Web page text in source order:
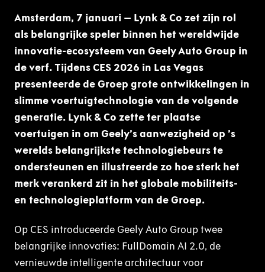
Amsterdam, 7 januari – Lynk & Co zet zijn rol
als belangrijke speler binnen het wereldwijde
innovatie-ecosysteem van Geely Auto Group in
de verf. Tijdens CES 2026 in Las Vegas
presenteerde de Groep grote ontwikkelingen in
slimme voertuigtechnologie van de volgende
generatie. Lynk & Co zette ter plaatse
voertuigen in om Geely’s aanwezigheid op ’s
werelds belangrijkste technologiebeurs te
ondersteunen en illustreerde zo hoe sterk het
merk verankerd zit in het globale mobiliteits-
en technologieplatform van de Groep.
Op CES introduceerde Geely Auto Group twee
belangrijke innovaties: FullDomain AI 2.0, de
vernieuwde intelligente architectuur voor